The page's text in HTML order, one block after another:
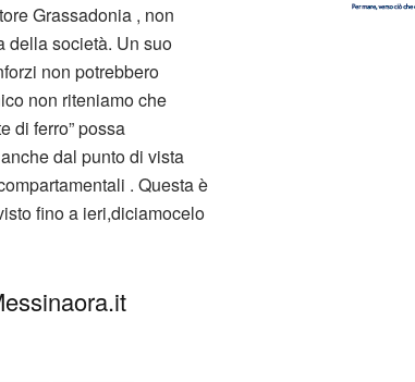
Grassadonia , non
della società. Un suo
non potrebbero
non riteniamo che
di ferro” possa
dal punto di vista
. Questa è
fino a ieri,diciamocelo